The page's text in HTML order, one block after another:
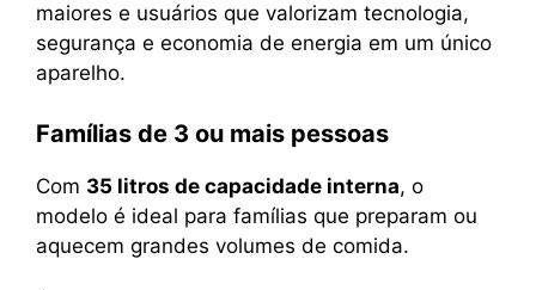
maiores e usuários que valorizam tecnologia,
segurança e economia de energia em um único
aparelho.
Famílias de 3 ou mais pessoas
Com 35 litros de capacidade interna, o
modelo é ideal para famílias que preparam ou
aquecem grandes volumes de comida.